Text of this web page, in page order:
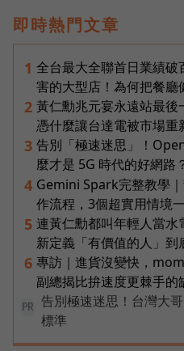
即時熱門文章
1 全台最大全聯首日業績
害的大型店！為何把餐廳
2 黃仁勳兆元宴永遠站最後
憑什麼讓台達電被市場重
3 告別「極速迷思」！
麼才是 5G 時代的好網路
4 Gemini Spark完整教學
作流程，3個超實用情境
5 連黃仁勳都叫年輕人當
新定義「有價值的人」到
6 專訪｜進貨沒變快，
副總揭比拚速度更棘手的
PR
告別極速迷思！台灣大
標準